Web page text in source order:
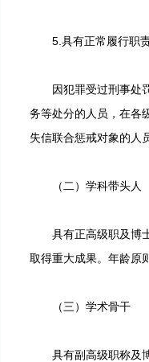
5.具有正常履行职责
因犯罪受过刑事处罚
务等处分的人员，在各
失信联合惩戒对象的人
（二）学科带头人
具有正高级职及博士
取得重大成果。年龄原
（三）学术骨干
具有副高级职称及博